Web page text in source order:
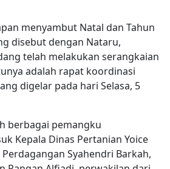
menyambut Natal dan Tahun
disebut dengan Nataru,
telah melakukan serangkaian
adalah rapat koordinasi
digelar pada hari Selasa, 5
berbagai pemangku
Kepala Dinas Pertanian Yoice
Syahendri Barkah,